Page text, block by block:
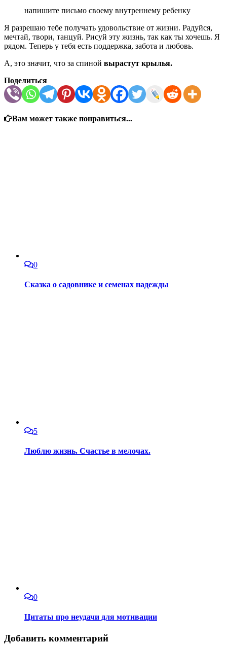
напишите письмо своему внутреннему ребенку
Я разрешаю тебе получать удовольствие от жизни. Радуйся,
мечтай, твори, танцуй. Рисуй эту жизнь, так как ты хочешь. Я
рядом. Теперь у тебя есть поддержка, забота и любовь.
А, это значит, что за спиной вырастут крылья.
Поделиться
Вам может также понравиться...
0
Сказка о садовнике и семенах надежды
5
Люблю жизнь. Счастье в мелочах.
0
Цитаты про неудачи для мотивации
Добавить комментарий